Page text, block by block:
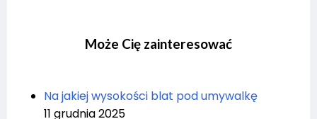
Może Cię zainteresować
Na jakiej wysokości blat pod umywalkę
11 grudnia 2025